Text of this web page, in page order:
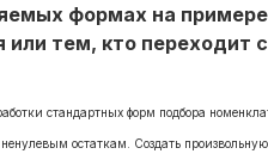
формах на
тем, кто переходит с
стандартных форм подбора
остаткам. Создать